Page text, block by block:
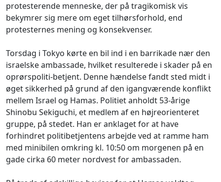
protesterende menneske, der på tragikomisk vis
bekymrer sig mere om eget tilhørsforhold, end
protesternes mening og konsekvenser.
Torsdag i Tokyo kørte en bil ind i en barrikade nær den
israelske ambassade, hvilket resulterede i skader på en
oprørspoliti-betjent. Denne hændelse fandt sted midt i
øget sikkerhed på grund af den igangværende konflikt
mellem Israel og Hamas. Politiet anholdt 53-årige
Shinobu Sekiguchi, et medlem af en højreorienteret
gruppe, på stedet. Han er anklaget for at have
forhindret politibetjentens arbejde ved at ramme ham
med minibilen omkring kl. 10:50 om morgenen på en
gade cirka 60 meter nordvest for ambassaden.